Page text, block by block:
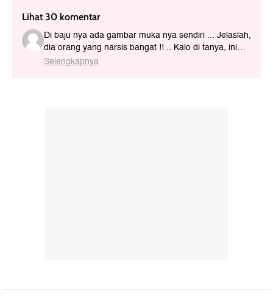
Lihat 30 komentar
Di baju nya ada gambar muka nya sendiri ... Jelaslah,
dia orang yang narsis bangat !! .. Kalo di tanya, ini
gambar wajah mu sendiri ya ... Oh bukan, itu cuman
Selengkapnya